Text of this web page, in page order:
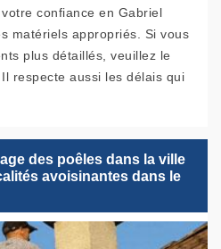
confiance en Gabriel
matériels appropriés. Si vous
plus détaillés, veuillez le
respecte aussi les délais qui
des poêles dans la ville
avoisinantes dans le